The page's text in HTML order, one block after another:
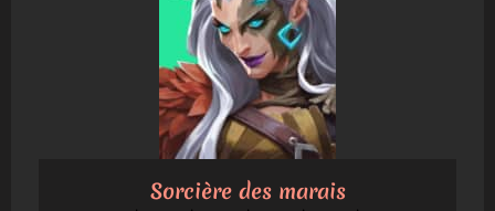
Sorcière des marais